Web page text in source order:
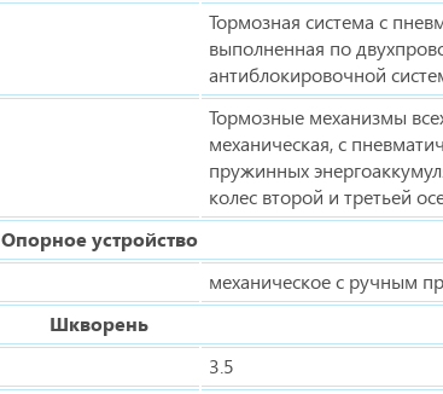
Тормозная система с
выполненная по
антиблокировочной
Тормозные механизмы
механическая, с
пружинных
колес второй и третьей
Опорное устройство
механическое с ручным
Шкворень
3.5